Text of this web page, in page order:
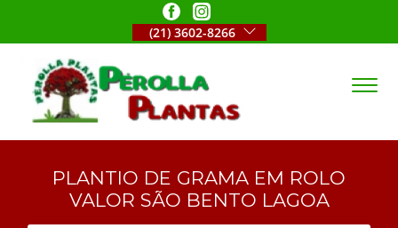
(21) 3602-8266
PLANTIO DE GRAMA EM ROLO
VALOR SÃO BENTO LAGOA